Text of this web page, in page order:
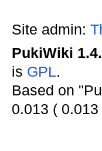
Site admin:
PukiWiki
is GPL.
Based on
0.013 ( 0.013